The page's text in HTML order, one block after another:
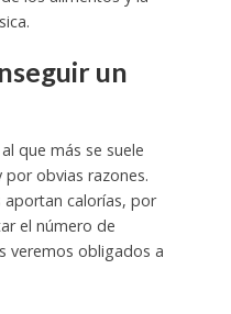
un
que más se suele
obvias razones.
calorías, por
el número de
veremos obligados a